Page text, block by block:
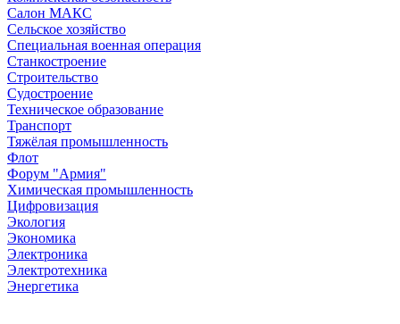
Салон МАКС
Сельское хозяйство
Специальная военная операция
Станкостроение
Строительство
Судостроение
Техническое образование
Транспорт
Тяжёлая промышленность
Флот
Форум "Армия"
Химическая промышленность
Цифровизация
Экология
Экономика
Электроника
Электротехника
Энергетика